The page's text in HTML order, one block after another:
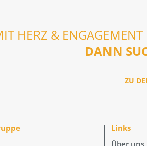
HERZ & ENGAGEMENT
DANN
ZU
Links